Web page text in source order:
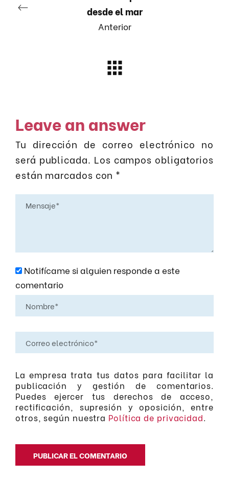
desde el mar
Anterior
Leave an answer
Tu dirección de correo electrónico no
será publicada. Los campos obligatorios
están marcados con *
Notifícame si alguien responde a este
comentario
La empresa trata tus datos para facilitar la
publicación y gestión de comentarios.
Puedes ejercer tus derechos de acceso,
rectificación, supresión y oposición, entre
otros, según nuestra Política de privacidad.